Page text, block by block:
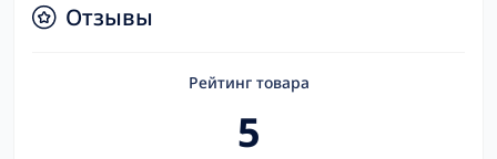
Отзывы
Рейтинг товара
5